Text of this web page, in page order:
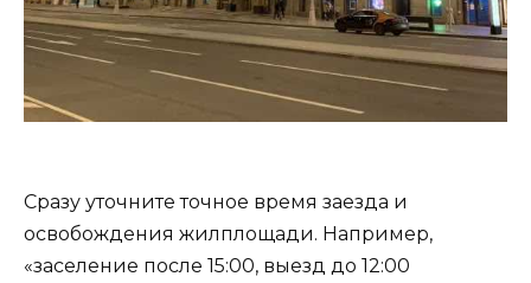
Сразу уточните точное время заезда и
освобождения жилплощади. Например,
«заселение после 15:00, выезд до 12:00